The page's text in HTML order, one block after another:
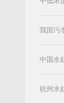
我国污
中国水
杭州水